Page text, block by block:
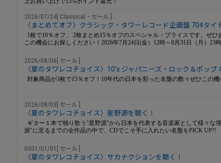
2026/07/24[ Classical・セール ]
〈まとめてオフ〉クラシック・タワーレコード企画盤 704タイ
1枚で10％オフ、 2枚まとめ15％オフのスペシャル・プライスです。ぜ
この機会にお探しください！2026年7月24日(金）12時～8月31日（月）23
2026/08/06[ セール ]
〈夏のタワレコチョイス〉10's ジャパニーズ・ロック＆ポップ
対象商品が3枚で15％オフ！10年代の日本を彩った名盤の数々ぜひこの機
2026/08/03[ セール ]
〈夏のタワレコチョイス〉星野源を聴く！
ギター１本で独り歌う"星野源"から日本を代表する音楽家として様々な
源"に至るまでの全作品の中で、CDでこそ手に入れたい名盤をPICK UP!!
0001/01/01[ セール ]
〈夏のタワレコチョイス〉サカナクションを聴く！